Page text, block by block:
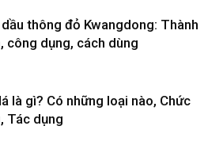
thông đỏ Kwangdong: Thành
công dụng, cách dùng
là gì? Có những loại nào, Chức
Tác dụng